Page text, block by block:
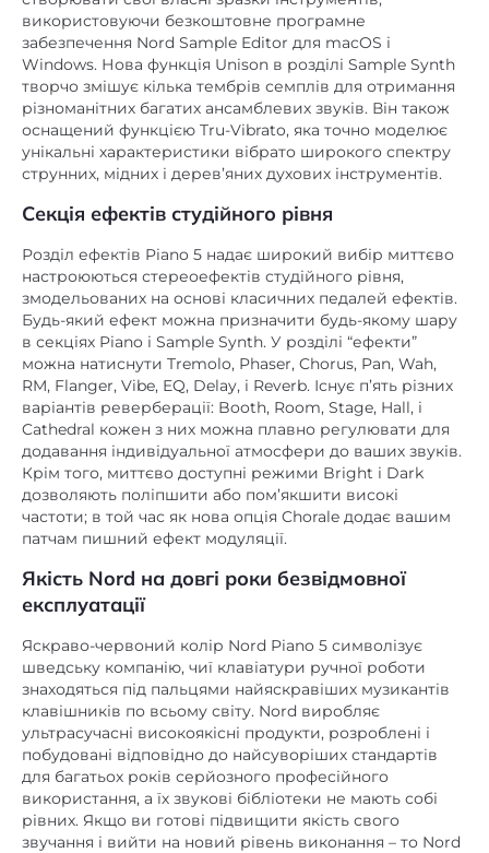
використовуючи безкоштовне програмне
забезпечення Nord Sample Editor для macOS і
Windows. Нова функція Unison в розділі Sample Synth
творчо змішує кілька тембрів семплів для отримання
різноманітних багатих ансамблевих звуків. Він також
оснащений функцією Tru-Vibrato, яка точно моделює
унікальні характеристики вібрато широкого спектру
струнних, мідних і дерев’яних духових інструментів.
Секція ефектів студійного рівня
Розділ ефектів Piano 5 надає широкий вибір миттєво
настроюються стереоефектів студійного рівня,
змодельованих на основі класичних педалей ефектів.
Будь-який ефект можна призначити будь-якому шару
в секціях Piano і Sample Synth. У розділі “ефекти”
можна натиснути Tremolo, Phaser, Chorus, Pan, Wah,
RM, Flanger, Vibe, EQ, Delay, і Reverb. Існує п’ять різних
варіантів реверберації: Booth, Room, Stage, Hall, і
Cathedral кожен з них можна плавно регулювати для
додавання індивідуальної атмосфери до ваших звуків.
Крім того, миттєво доступні режими Bright і Dark
дозволяють поліпшити або пом’якшити високі
частоти; в той час як нова опція Chorale додає вашим
патчам пишний ефект модуляції.
Якість Nord на довгі роки безвідмовної
експлуатації
Яскраво-червоний колір Nord Piano 5 символізує
шведську компанію, чиї клавіатури ручної роботи
знаходяться під пальцями найяскравіших музикантів
клавішників по всьому світу. Nord виробляє
ультрасучасні високоякісні продукти, розроблені і
побудовані відповідно до найсуворіших стандартів
для багатьох років серйозного професійного
використання, а їх звукові бібліотеки не мають собі
рівних. Якщо ви готові підвищити якість свого
звучання і вийти на новий рівень виконання – то Nord